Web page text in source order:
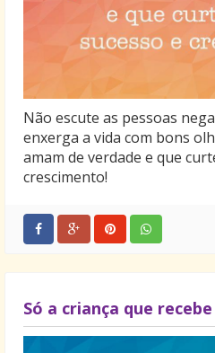
Não escute as pessoas
enxerga a vida com bons
amam de verdade e que
crescimento!
Só a criança que